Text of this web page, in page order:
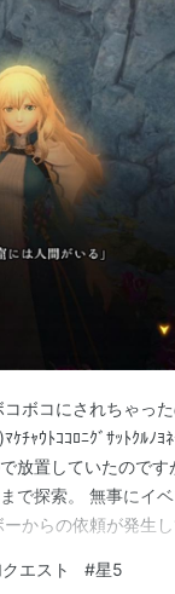
ボコにされちゃっ
ﾁｬｳﾄｺｺﾛﾆｸﾞｻｯﾄｸﾙﾉ
放置していたので
で探索。 無事にイ
からの依頼が発生
少しやってみようか
エスト #星5